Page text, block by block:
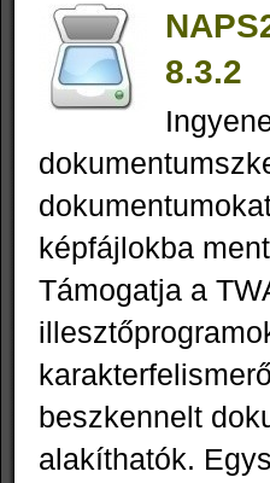
8.3.2
képfájlokba
Támogatja a
beszkennelt
alakíthatók.